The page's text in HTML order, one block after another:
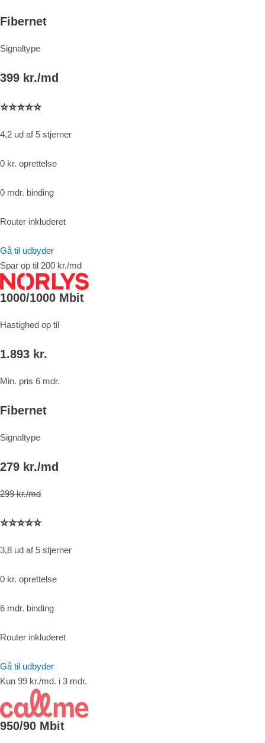
Fibernet
Signaltype
399 kr./md
⭐⭐⭐⭐⭐
4,2 ud af 5 stjerner
0 kr. oprettelse
0 mdr. binding
Router inkluderet
Gå til udbyder
Spar op til 200 kr./md
1000/1000 Mbit
Hastighed op til
1.893 kr.
Min. pris 6 mdr.
Fibernet
Signaltype
279 kr./md
299 kr./md
⭐⭐⭐⭐⭐
3,8 ud af 5 stjerner
0 kr. oprettelse
6 mdr. binding
Router inkluderet
Gå til udbyder
Kun 99 kr./md. i 3 mdr.
950/90 Mbit